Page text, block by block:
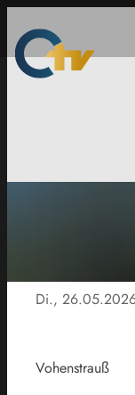
Di.,
Vohenstrauß